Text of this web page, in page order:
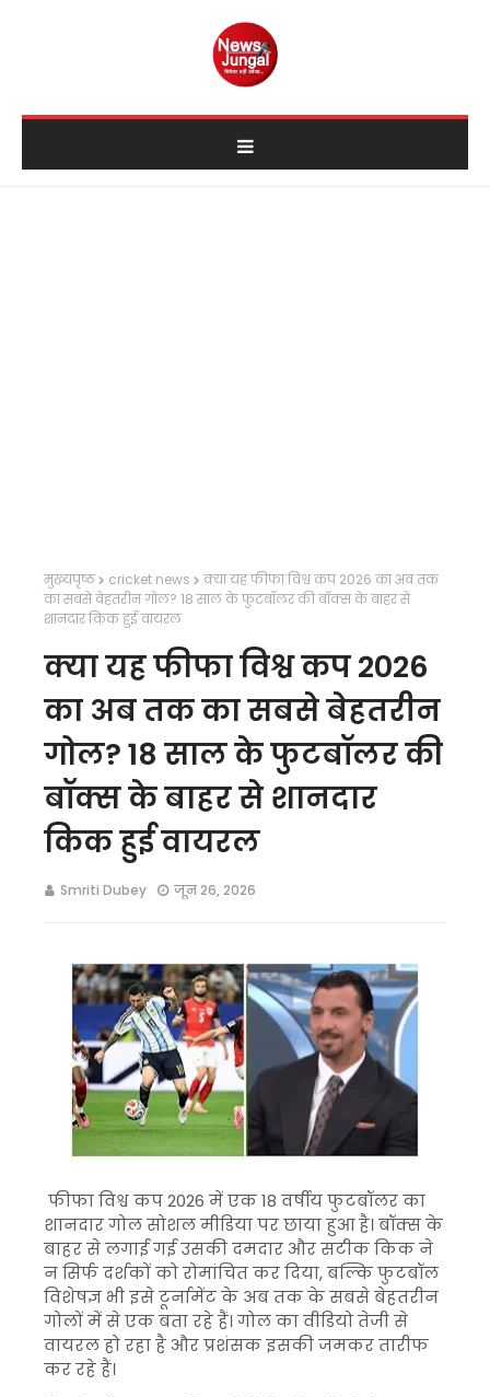
मुख्यपृष्ठ cricket news
क्या यह फीफा विश्व कप 2026 का अब तक
का सबसे बेहतरीन गोल? 18 साल के फुटबॉलर की बॉक्स के बाहर से
शानदार किक हुई वायरल
क्या यह फीफा विश्व कप 2026
का अब तक का सबसे बेहतरीन
गोल? 18 साल के फुटबॉलर की
बॉक्स के बाहर से शानदार
किक हुई वायरल
Smriti Dubey जून 26, 2026
फीफा विश्व कप 2026 में एक 18 वर्षीय फुटबॉलर का
शानदार गोल सोशल मीडिया पर छाया हुआ है। बॉक्स के
बाहर से लगाई गई उसकी दमदार और सटीक किक ने
न सिर्फ दर्शकों को रोमांचित कर दिया, बल्कि फुटबॉल
विशेषज्ञ भी इसे टूर्नामेंट के अब तक के सबसे बेहतरीन
गोलों में से एक बता रहे हैं। गोल का वीडियो तेजी से
वायरल हो रहा है और प्रशंसक इसकी जमकर तारीफ
कर रहे हैं।